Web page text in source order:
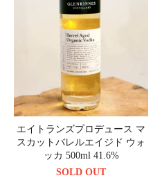
エイトランズプロデュース マ
スカットバレルエイジド ウォ
ッカ 500ml 41.6%
SOLD OUT